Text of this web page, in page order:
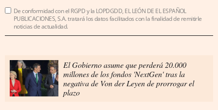
De conformidad con el RGPD y la LOPDGDD, EL LEÓN DE EL ESPAÑOL
PUBLICACIONES, S.A. tratará los datos facilitados con la finalidad de remitirle
noticias de actualidad.
El Gobierno asume que perderá 20.000
millones de los fondos 'NextGen' tras la
negativa de Von der Leyen de prorrogar el
plazo